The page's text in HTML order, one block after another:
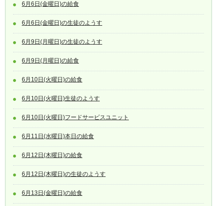
6月6日(金曜日)の給食
6月6日(金曜日)の生徒のようす
6月9日(月曜日)の生徒のようす
6月9日(月曜日)の給食
6月10日(火曜日)の給食
6月10日(火曜日)生徒のようす
6月10日(火曜日)フードサービスユニット
6月11日(水曜日)本日の給食
6月12日(木曜日)の給食
6月12日(木曜日)の生徒のようす
6月13日(金曜日)の給食